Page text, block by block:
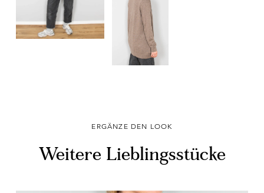
ERGÄNZE DEN LOOK
Weitere Lieblingsstücke